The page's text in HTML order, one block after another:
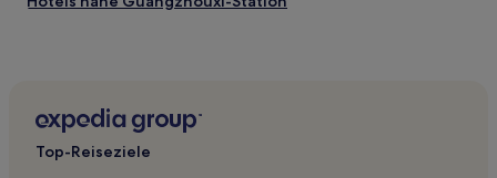
Dasha: Hotels
Guangdong: Hotels
Top-Reiseziele